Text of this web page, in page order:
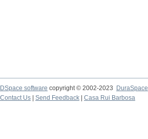
DSpace software copyright © 2002-2023
DuraSpace
Contact Us
Send Feedback Casa Rui Barbosa